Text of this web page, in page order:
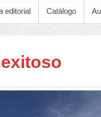
editorial Catálogo